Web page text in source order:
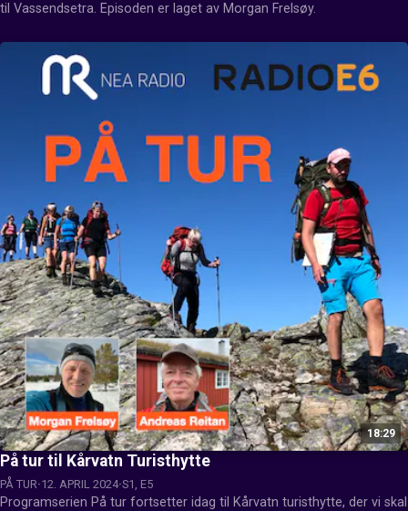
til Vassendsetra. Episoden er laget av Morgan Frelsøy.
18:29
På tur til Kårvatn Turisthytte
PÅ TUR 12. APRIL 2024 S1, E5
Programserien På tur fortsetter idag til Kårvatn turisthytte, der vi skal